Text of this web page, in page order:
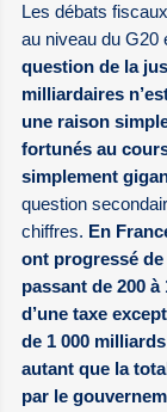
Les débats
au niveau du G20
question de la
milliardaires
une raison
fortunés au
simplement
question
chiffres. En
ont progressé de
passant de 200
d’une taxe
de 1 000
autant que la
par le